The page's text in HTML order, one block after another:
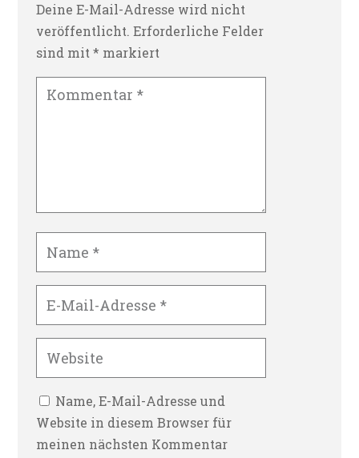
Deine E-Mail-Adresse wird nicht
veröffentlicht. Erforderliche Felder
sind mit* markiert
Name, E-Mail-Adresse und
Website in diesem Browser für
meinen nächsten Kommentar